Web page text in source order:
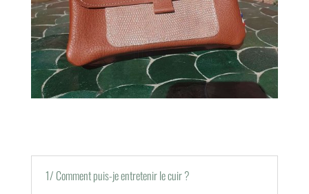
1/ Comment puis-je entretenir le cuir ?